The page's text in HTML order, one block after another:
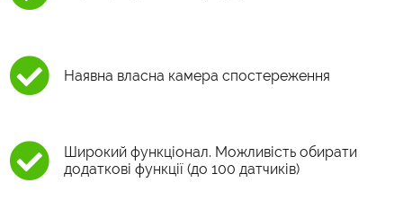
Наявна власна камера спостереження
Широкий функціонал. Можливість обирати
додаткові функції (до 100 датчиків)